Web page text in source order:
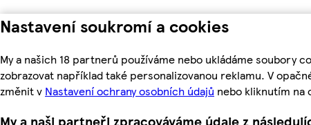
Nastavení soukromí a cookies
My a našich 18 partnerů používáme nebo ukládáme soubory
zobrazovat například také personalizovanou reklamu. V
změnit v Nastavení ochrany osobních údajů nebo kliknutím na
My a naši partneři zpracováváme údaje z